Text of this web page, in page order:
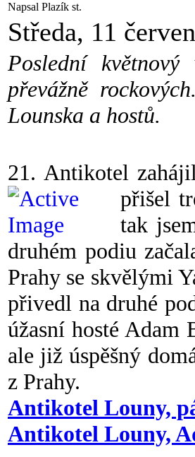
Napsal Plazík st.
Středa, 11
Poslední
převážně
Lounska a hostů.
21. Antikotel
přišel
tak
druhém podiu
Prahy se skvělými
přivedl na druhé
úžasní hosté
ale již úspěšný
z Prahy.
Antikotel Louny,
Antikotel Louny,